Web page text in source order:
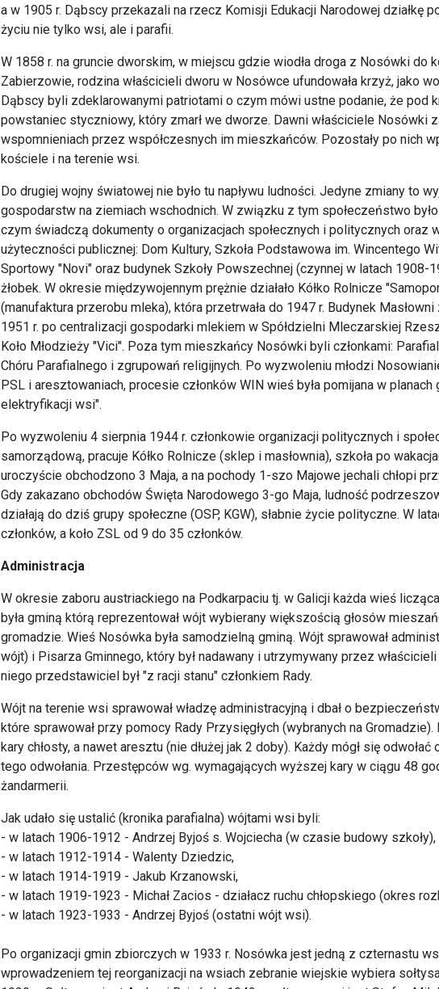
a w 1905 r. Dąbscy przekazali na rzecz Komisji Edukacji Narodowej działkę
życiu nie tylko wsi, ale i parafii.
W 1858 r. na gruncie dworskim, w miejscu gdzie wiodła droga z Nosówki do
Zabierzowie, rodzina właścicieli dworu w Nosówce ufundowała krzyż, jako
Dąbscy byli zdeklarowanymi patriotami o czym mówi ustne podanie, że pod
powstaniec styczniowy, który zmarł we dworze. Dawni właściciele
wspomnieniach przez współczesnych im mieszkańców. Pozostały po nich
kościele i na terenie wsi.
Do drugiej wojny światowej nie było tu napływu ludności. Jedyne zmiany to
gospodarstw na ziemiach wschodnich. W związku z tym społeczeństwo
czym świadczą dokumenty o organizacjach społecznych i politycznych
użyteczności publicznej: Dom Kultury, Szkoła Podstawowa im. Wincentego
Sportowy "Novi" oraz budynek Szkoły Powszechnej (czynnej w latach
żłobek. W okresie międzywojennym prężnie działało Kółko Rolnicze
(manufaktura przerobu mleka), która przetrwała do 1947 r. Budynek
1951 r. po centralizacji gospodarki mlekiem w Spółdzielni Mleczarskiej
Koło Młodzieży "Vici". Poza tym mieszkańcy Nosówki byli członkami:
Chóru Parafialnego i zgrupowań religijnych. Po wyzwoleniu młodzi
PSL i aresztowaniach, procesie członków WIN wieś była pomijana w
elektryfikacji wsi".
Po wyzwoleniu 4 sierpnia 1944 r. członkowie organizacji politycznych i
samorządową, pracuje Kółko Rolnicze (sklep i masłownia), szkoła po
uroczyście obchodzono 3 Maja, a na pochody 1-szo Majowe jechali chłopi
Gdy zakazano obchodów Święta Narodowego 3-go Maja, ludność
działają do dziś grupy społeczne (OSP, KGW), słabnie życie polityczne. W
członków, a koło ZSL od 9 do 35 członków.
Administracja
W okresie zaboru austriackiego na Podkarpaciu tj. w Galicji każda wieś
była gminą którą reprezentował wójt wybierany większością głosów
gromadzie. Wieś Nosówka była samodzielną gminą. Wójt sprawował
wójt) i Pisarza Gminnego, który był nadawany i utrzymywany przez
niego przedstawiciel był "z racji stanu" członkiem Rady.
Wójt na terenie wsi sprawował władzę administracyjną i dbał o
które sprawował przy pomocy Rady Przysięgłych (wybranych na Gromadzie).
kary chłosty, a nawet aresztu (nie dłużej jak 2 doby). Każdy mógł się
tego odwołania. Przestępców wg. wymagających wyższej kary w ciągu 48
żandarmerii.
Jak udało się ustalić (kronika parafialna) wójtami wsi byli:
- w latach 1906-1912 - Andrzej Byjoś s. Wojciecha (w czasie budowy szkoły),
- w latach 1912-1914 - Walenty Dziedzic,
- w latach 1914-1919 - Jakub Krzanowski,
- w latach 1919-1923 - Michał Zacios - działacz ruchu chłopskiego (okres
- w latach 1923-1933 - Andrzej Byjoś (ostatni wójt wsi).
Po organizacji gmin zbiorczych w 1933 r. Nosówka jest jedną z czternastu
wprowadzeniem tej reorganizacji na wsiach zebranie wiejskie wybiera